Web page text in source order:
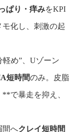
ぱり・痒みをKPI
化し、刺激の起
め”、Uゾーン
短時間のみ。皮脂
で暴走を抑え、
間へクレイ短時間